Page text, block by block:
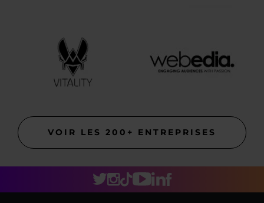
VOIR LES 200+ ENTREPRISES